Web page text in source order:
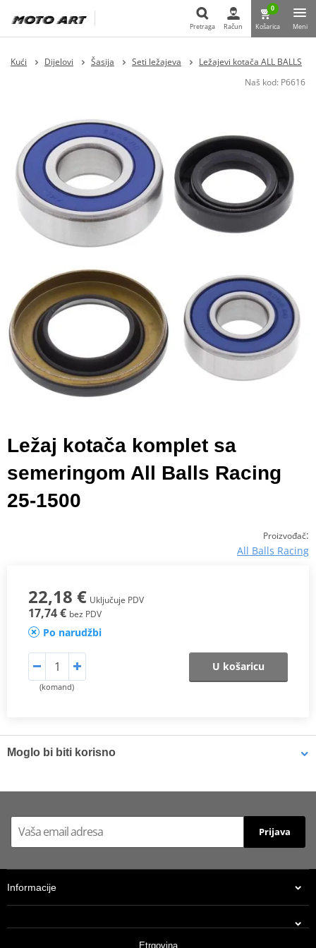
Pretraga
Pretraga Račun
0
Košarica Meni
Kući Dijelovi Šasija Seti ležajeva
Ležajevi kotača ALL BALLS
Naš kod: P6616
Ležaj kotača komplet sa
semeringom All Balls Racing
25-1500
Proizvođač:
All Balls Racing
22,18 € Uključuje PDV
17,74 € bez PDV
Po narudžbi
(komand)
U košaricu
Moglo bi biti korisno
Prijava
Informacije
Etrgovina